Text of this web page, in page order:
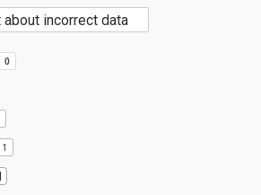
about incorrect data
1